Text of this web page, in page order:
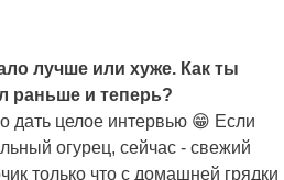
лучше или хуже. Как ты
раньше и теперь?
дать целое интервью 😁 Если
огурец, сейчас - свежий
только что с домашней грядки